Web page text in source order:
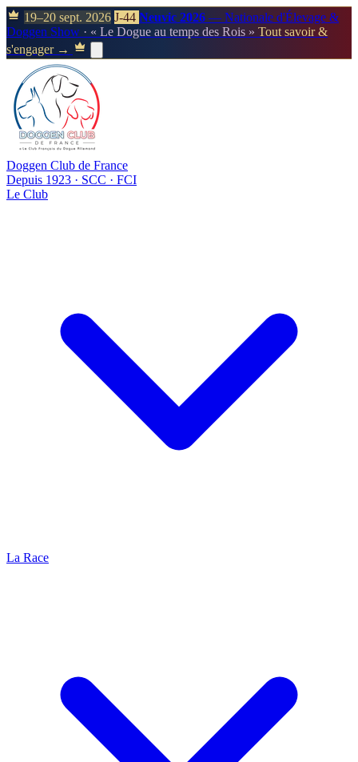
19–20 sept. 2026 J-44 Neuvic 2026 — Nationale d'Élevage &
Doggen Show · « Le Dogue au temps des Rois » Tout savoir &
s'engager →
Doggen Club de France
Depuis 1923 · SCC · FCI
Le Club
La Race